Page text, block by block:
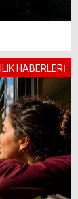
HABERLERİ